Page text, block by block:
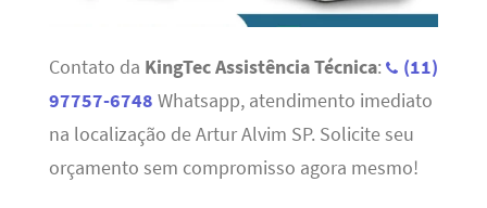
Contato da KingTec Assistência Técnica:
(11)
97757-6748 Whatsapp, atendimento imediato
na localização de Artur Alvim SP. Solicite seu
orçamento sem compromisso agora mesmo!